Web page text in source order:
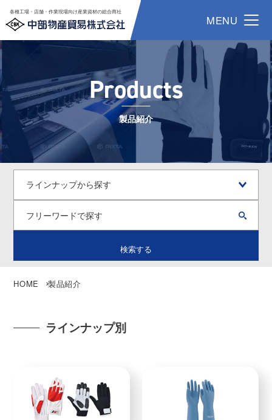
各種工場・店舗・作業現場向け産業資材の総合商社
MENU
Products
製品紹介
検索する
HOME 製品紹介
ラインナップ別